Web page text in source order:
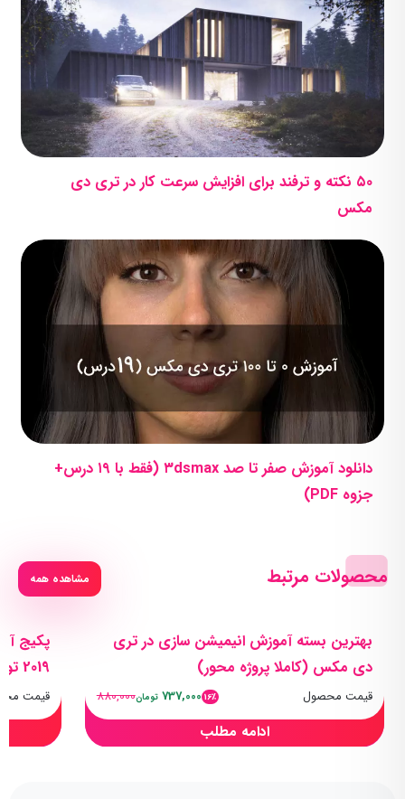
۵۰ نکته و ترفند برای افزایش سرعت کار در تری دی
مکس
دانلود آموزش صفر تا صد ۳dsmax (فقط با ۱۹ درس+
جزوه PDF)
محصولات مرتبط مشاهده همه
بهترین بسته آموزش انیمیشن سازی در تری
دی مکس (کاملا پروژه محور)
قیمت محصول 16٪ 737,000 تومان880,000
ادامه مطلب
2019 توسط اساتید برتر
قیمت